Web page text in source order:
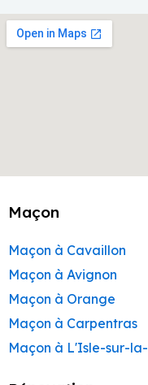
Maçon
Maçon à Cavaillon
Maçon à Avignon
Maçon à Orange
Maçon à Carpentras
Maçon à L'Isle-sur-la-